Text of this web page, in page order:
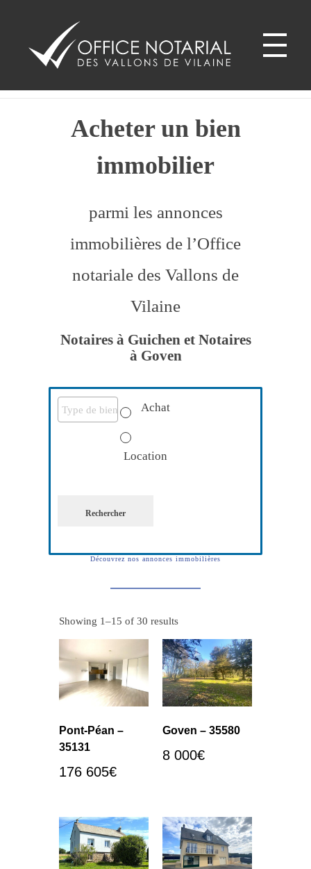
Les Brulais - 35330
Acheter un bien
immobilier
parmi les annonces
immobilières de l’Office
notariale des Vallons de
Vilaine
Notaires à Guichen et Notaires
à Goven
Achat
Location
Rechercher
Découvrez nos annonces immobilières
Showing 1–15 of 30 results
Pont-Péan –
35131
176 605€
Goven – 35580
8 000€